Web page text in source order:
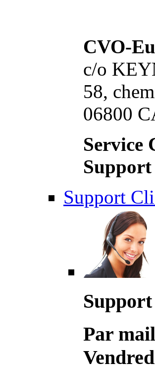
CVO-
c/o
58,
06800
Service
Support
Support
Par